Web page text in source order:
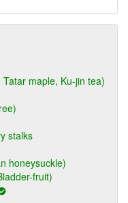
maple, Ku-jin tea)
stalks
honeysuckle)
fruit)